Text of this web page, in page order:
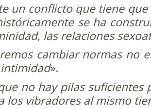
un conflicto que tiene
se ha
las relaciones
cambiar normas no
».
no hay pilas
los vibradores al mismo